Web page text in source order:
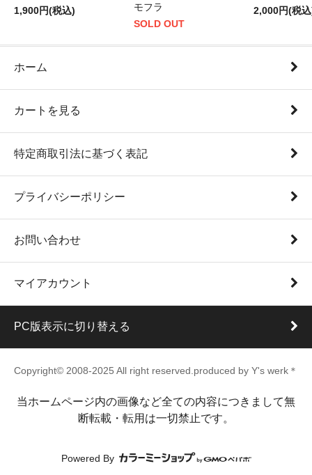
1,900円(税込)
モフラ
SOLD OUT
2,000円(税
ホーム
カートを見る
特定商取引法に基づく表記
プライバシーポリシー
お問い合わせ
マイアカウント
PC版表示に切り替える
Copyright© 2008-2025 All right reserved.produced by Y's werk＊
当ホームページ内の画像など全ての内容につきまして無
断転載・転用は一切禁止です。
Powered By